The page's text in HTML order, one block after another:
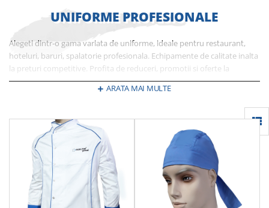
UNIFORME PROFESIONALE
Alegeti dintr-o gama variata de uniforme, ideale pentru restaurant,
hoteluri, baruri, spalatorie profesionala. Echipamente de calitate inalta
la preturi competitive. Profita de reduceri, promotii si oferte la
uniforme bucatar, ospatar, receptioner si multe altele aflate in stoc. In
oferta TOPK de uniforme regasiti doar branduri recunoscute si de
ARATA MAI MULTE